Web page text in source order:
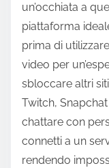
un’occhiata a
piattaforma
prima di
video per
sbloccare altri
Twitch,
chattare con
connetti a un
rendendo